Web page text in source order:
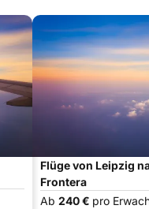
Flüge von Leipzig
Frontera
Ab 240 € pro